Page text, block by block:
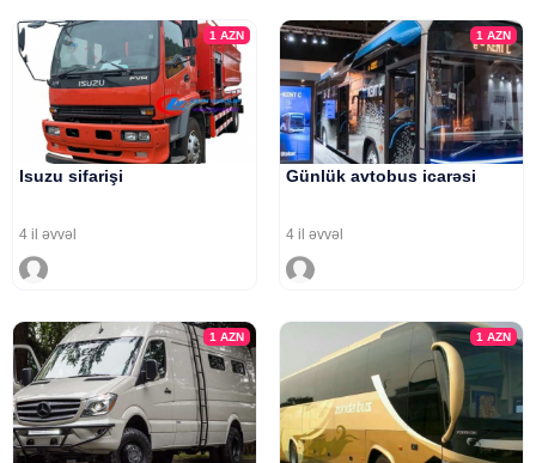
1AZN
Isuzu sifarişi
4 il əvvəl
1 AZN
Günlük avtobus icarəsi
4 il əvvəl
1AZN 1 AZN